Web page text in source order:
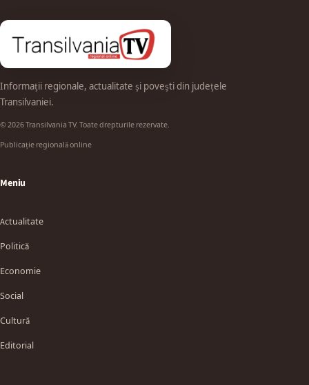
Informații regionale, actualitate și povești din județele
Transilvaniei.
© 2026 Transilvania TV. Toate drepturile rezervate.
Publicație regională online
Meniu
Actualitate
Politică
Economie
Social
Cultură
Editorial